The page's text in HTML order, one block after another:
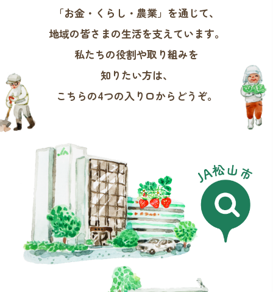
「お金・くらし・農業」を通じて、
地域の皆さまの生活を支えています。
私たちの役割や取り組みを
知りたい方は、
こちらの4つの入り口からどうぞ。